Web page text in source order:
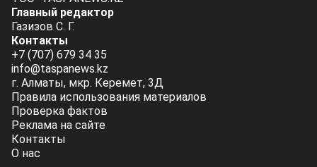
Главный редактор
Газизов С. Г.
Контакты
+7 (707) 679 34 35
info@taspanews.kz
г. Алматы, мкр. Керемет, 3Д
Правила использования материалов
Проверка фактов
Реклама на сайте
Контакты
О нас